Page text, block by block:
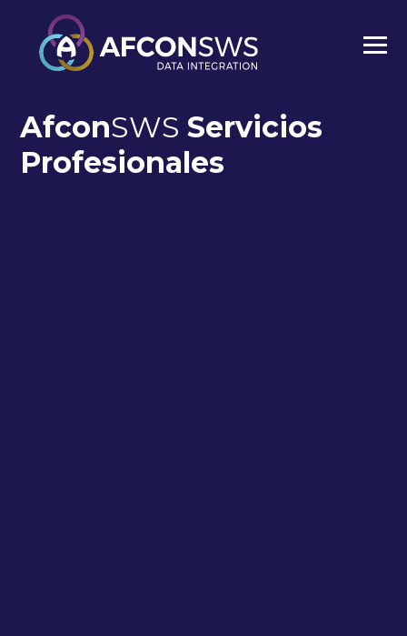
AfconSWSServicios
Profesionales